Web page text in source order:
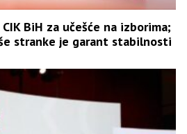
BiH za učešće na izborima;
stranke je garant stabilnosti